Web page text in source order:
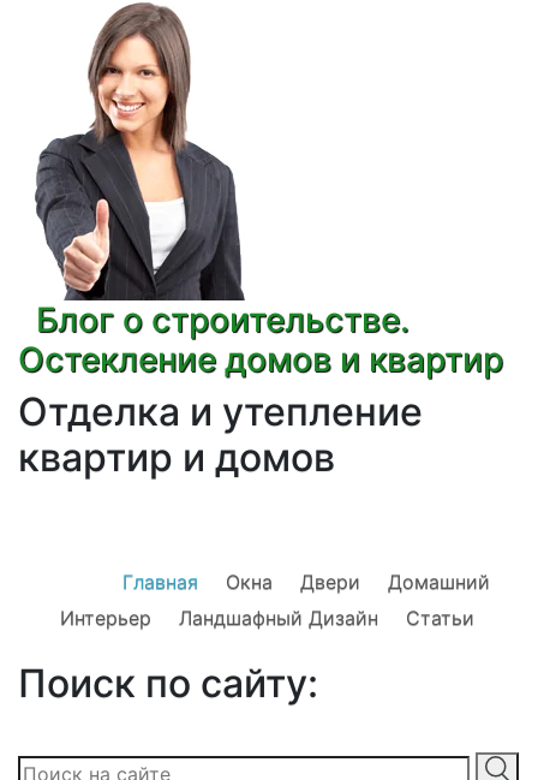
Блог о строительстве.
Остекление домов и квартир
Отделка и утепление
квартир и домов
Главная Окна Двери
Домашний
Интерьер
Ландшафный Дизайн Статьи
Поиск по сайту: